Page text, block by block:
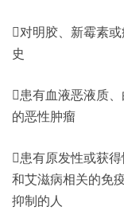
对明胶、新霉素
史
患有血液恶液质
的恶性肿瘤
患有原发性或获
和艾滋病相关的免
抑制的人